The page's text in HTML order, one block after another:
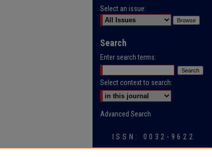
Select an issue:
Search
Enter search terms:
Select context to search:
Advanced Search
ISSN: 0032-9622